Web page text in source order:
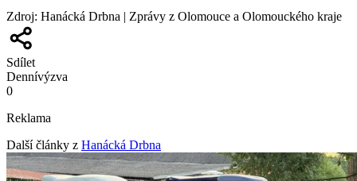
Zdroj: Hanácká Drbna | Zprávy z Olomouce a Olomouckého kraje
Sdílet
Dennívýzva
0
Reklama
Další články z Hanácká Drbna